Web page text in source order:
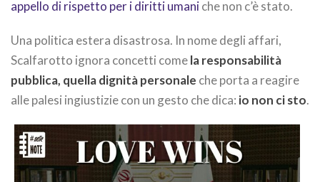
appello di rispetto per i diritti umaniche non c’è stato.
Una politica estera disastrosa. In nome degli affari,
Scalfarotto ignora concetti comela responsabilità
pubblica, quella dignità personale che porta a reagire
alle palesi ingiustizie con un gesto che dica: io non ci sto.